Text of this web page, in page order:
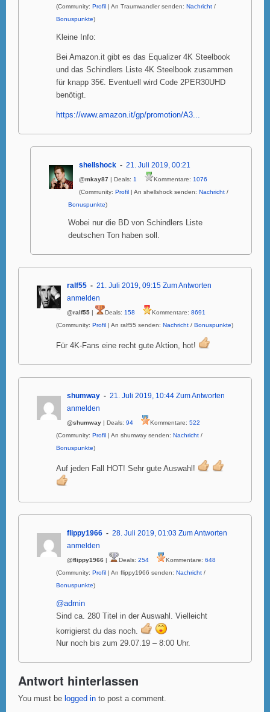
(Community: Profil | An Traumwandler senden: Nachricht /
Bonuspunkte)
Kleine Info:
Bei Amazon.it gibt es das Equalizer 4K Steelbook
und das Schindlers Liste 4K Steelbook zusammen
für knapp 35€. Eventuell wird Code 2PER30UHD
benötigt.
https://www.amazon.it/gp/promotion/A3...
shellshock 21. Juli 2019, 00:21
@mkay87 | Deals: 1 Kommentare: 1076
(Community: Profil | An shellshock senden: Nachricht /
Bonuspunkte)
Wobei nur die BD von Schindlers Liste
deutschen Ton haben soll.
ralf55 21. Juli 2019, 09:15 Zum Antworten
anmelden
@ralf55 | Deals: 158 Kommentare: 8691
(Community: Profil | An ralf55 senden: Nachricht / Bonuspunkte)
Für 4K-Fans eine recht gute Aktion, hot!
shumway 21. Juli 2019, 10:44 Zum Antworten
anmelden
@shumway | Deals: 94 Kommentare: 522
(Community: Profil | An shumway senden: Nachricht /
Bonuspunkte)
Auf jeden Fall HOT! Sehr gute Auswahl!
flippy1966 28. Juli 2019, 01:03 Zum Antworten
anmelden
@flippy1966 | Deals: 254 Kommentare: 648
(Community: Profil | An flippy1966 senden: Nachricht /
Bonuspunkte)
@admin
Sind ca. 280 Titel in der Auswahl. Vielleicht
korrigierst du das noch.
Nur noch bis zum 29.07.19 – 8:00 Uhr.
Antwort hinterlassen
You must be logged in to post a comment.